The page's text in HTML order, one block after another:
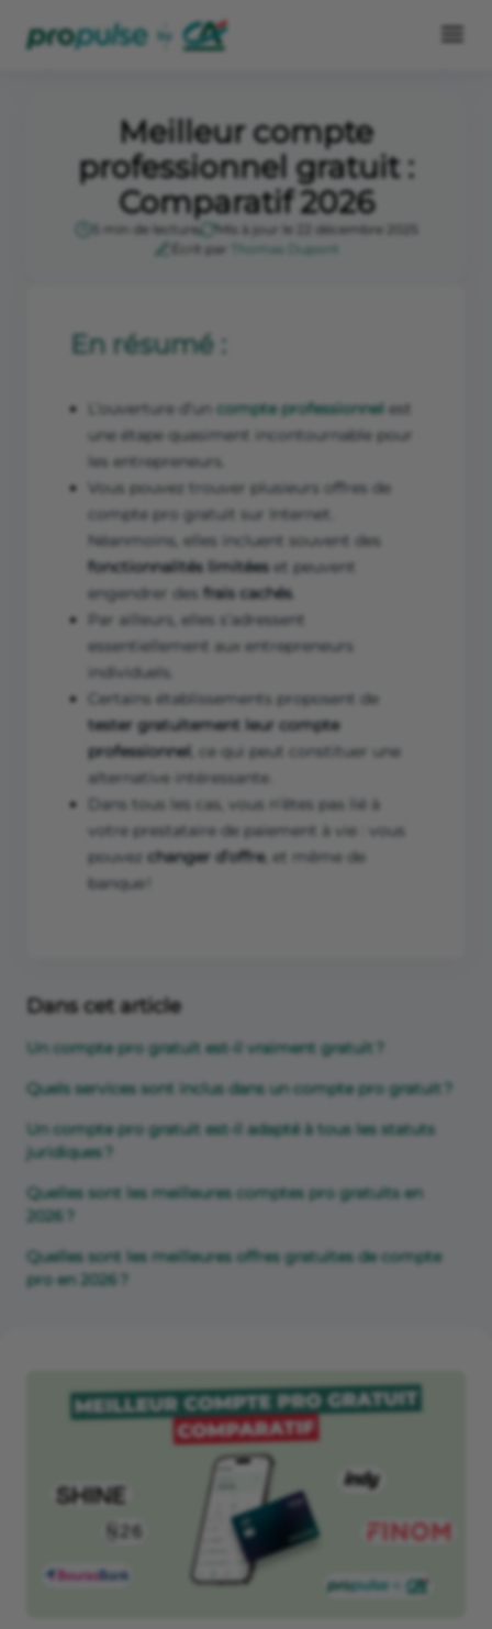
Meilleur compte
professionnel gratuit :
Comparatif 2026
5 min de lecture
Mis à jour le 22 décembre 2025
Écrit par
Thomas Dupont
En résumé :
L’ouverture d’un compte professionnel est
une étape quasiment incontournable pour
les entrepreneurs.
Vous pouvez trouver plusieurs offres de
compte pro gratuit sur Internet.
Néanmoins, elles incluent souvent des
fonctionnalités limitées et peuvent
engendrer des frais cachés.
Par ailleurs, elles s’adressent
essentiellement aux entrepreneurs
individuels.
Certains établissements proposent de
tester gratuitement leur compte
professionnel , ce qui peut constituer une
alternative intéressante.
Dans tous les cas, vous n’êtes pas lié à
votre prestataire de paiement à vie : vous
pouvez changer d’offre, et même de
banque !
Dans cet article
Un compte pro gratuit est-il vraiment gratuit ?
Quels services sont inclus dans un compte pro gratuit ?
Un compte pro gratuit est-il adapté à tous les statuts
juridiques ?
Quelles sont les meilleures comptes pro gratuits en
2026 ?
Quelles sont les meilleures offres gratuites de compte
pro en 2026 ?